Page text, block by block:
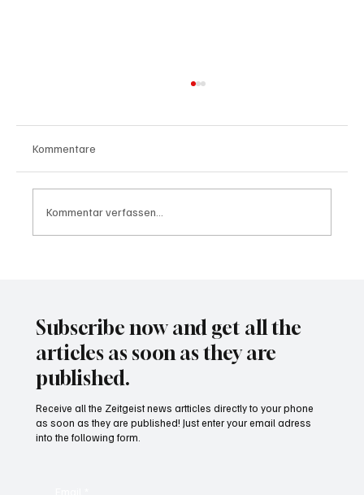
Kommentare
Kommentar verfassen...
Subscribe now and get all the
articles as soon as they are
published.
Receive all the Zeitgeist news artticles directly to your phone
as soon as they are published! Just enter your email adress
into the following form.